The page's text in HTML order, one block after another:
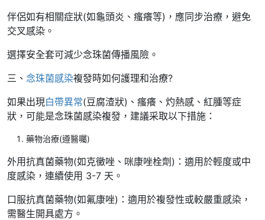
伴侶如有相關症狀(如龜頭炎、瘙癢等)，應同步治療，避免
交叉感染。
選擇安全套可減少念珠菌傳播風險。
三、 念珠菌感染複發時如何護理和治療?
如果出現白帶異常(豆腐渣狀)、瘙癢、灼熱感、紅腫等症
狀，可能是念珠菌感染複發，建議采取以下措施：
藥物治療(遵醫囑)
外用抗真菌藥物(如克黴唑、咪康唑栓劑)：適用於輕度或中
度感染，連續使用 3-7 天。
口服抗真菌藥物(如氟康唑)：適用於複發性或較嚴重感染，
需醫生開具處方。